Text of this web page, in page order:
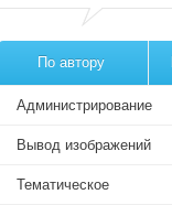
По автору
Администрирование
Вывод изображений
Тематическое